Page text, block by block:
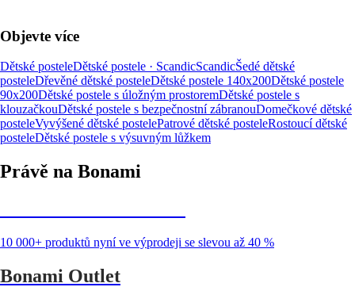
Objevte více
Dětské posteleDětské postele · ScandicScandicŠedé dětské
posteleDřevěné dětské posteleDětské postele 140x200Dětské postele
90x200Dětské postele s úložným prostoremDětské postele s
klouzačkouDětské postele s bezpečnostní zábranouDomečkové dětské
posteleVyvýšené dětské postelePatrové dětské posteleRostoucí dětské
posteleDětské postele s výsuvným lůžkem
Právě na Bonami
10 000+ produktů nyní ve výprodeji se slevou až 40 %
Bonami Outlet